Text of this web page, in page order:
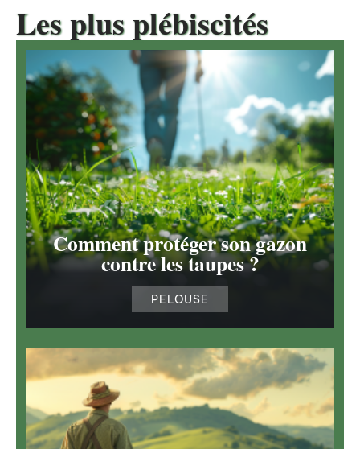
Les plus plébiscités
Comment protéger son gazon
contre les taupes ?
PELOUSE